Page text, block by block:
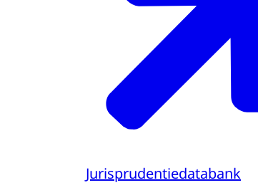
Jurisprudentiedatabank